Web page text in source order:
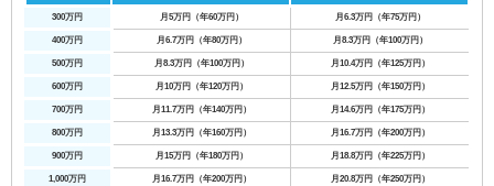
300万円 月5万円（年60万円） 月6.3万円（年75万円）
400万円 月6.7万円（年80万円） 月8.3万円（年100万円）
500万円 月8.3万円（年100万円） 月10.4万円（年125万円）
600万円 月10万円（年120万円） 月12.5万円（年150万円）
700万円 月11.7万円（年140万円） 月14.6万円（年175万円）
800万円 月13.3万円（年160万円） 月16.7万円（年200万円）
900万円 月15万円（年180万円） 月18.8万円（年225万円）
1,000万円 月16.7万円（年200万円） 月20.8万円（年250万円）